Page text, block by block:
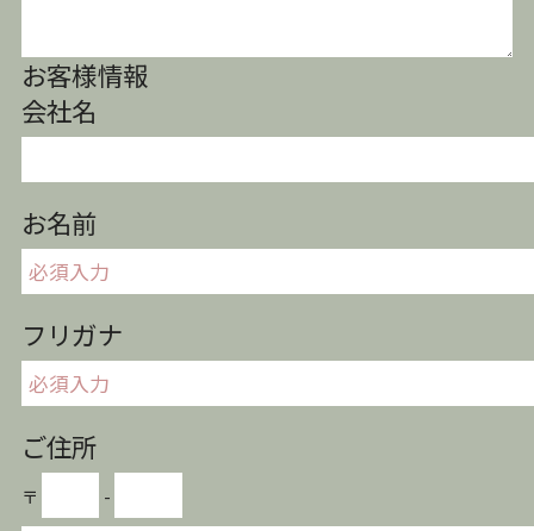
お客様情報
会社名
お名前
フリガナ
ご住所
〒 -